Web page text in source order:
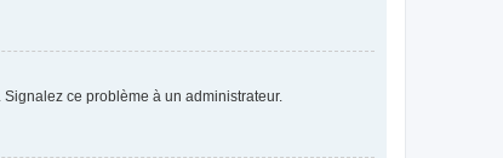
ce problème à un administrateur.